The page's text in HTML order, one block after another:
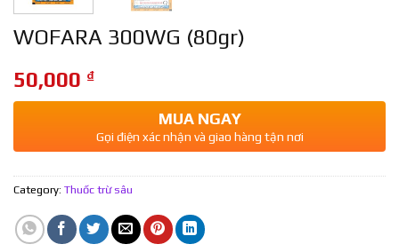
WOFARA 300WG (80gr)
50,000 ₫
MUA NGAY
Gọi điện xác nhận và giao hàng tận nơi
Category: Thuốc trừ sâu